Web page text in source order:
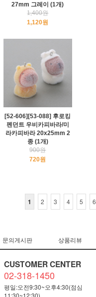
27mm 그레이 (1개)
1,400원
1,120원
[52-606][53-088] 후로킹
펜던트 우비카피바라/미
라카피바라 20x25mm 2
종 (1개)
900원
720원
1 2 3 4 5 6
문의게시판 상품리뷰
CUSTOMER CENTER
02-318-1450
평일:오전9:30~오후4:30(점심
11:30~12:30)